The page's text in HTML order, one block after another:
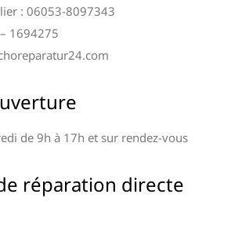
: 06053-8097343
1694275
de 9h à 17h et sur rendez-vous
réparation directe